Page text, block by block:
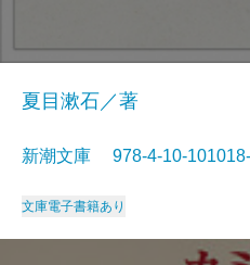
夏目漱石／著
新潮文庫 978-4-10-
文庫電子書籍あり